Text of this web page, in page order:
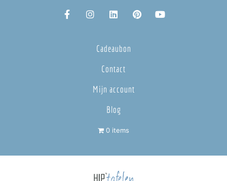
Cadeaubon
Contact
Mijn account
Blog
0 items